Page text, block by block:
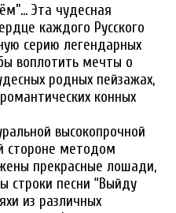
Эта чудесная
каждого Русского
серию легендарных
воплотить мечты о
родных пейзажах,
конных
высокопрочной
стороне методом
прекрасные лошади,
строки песни “Выйду
из различных